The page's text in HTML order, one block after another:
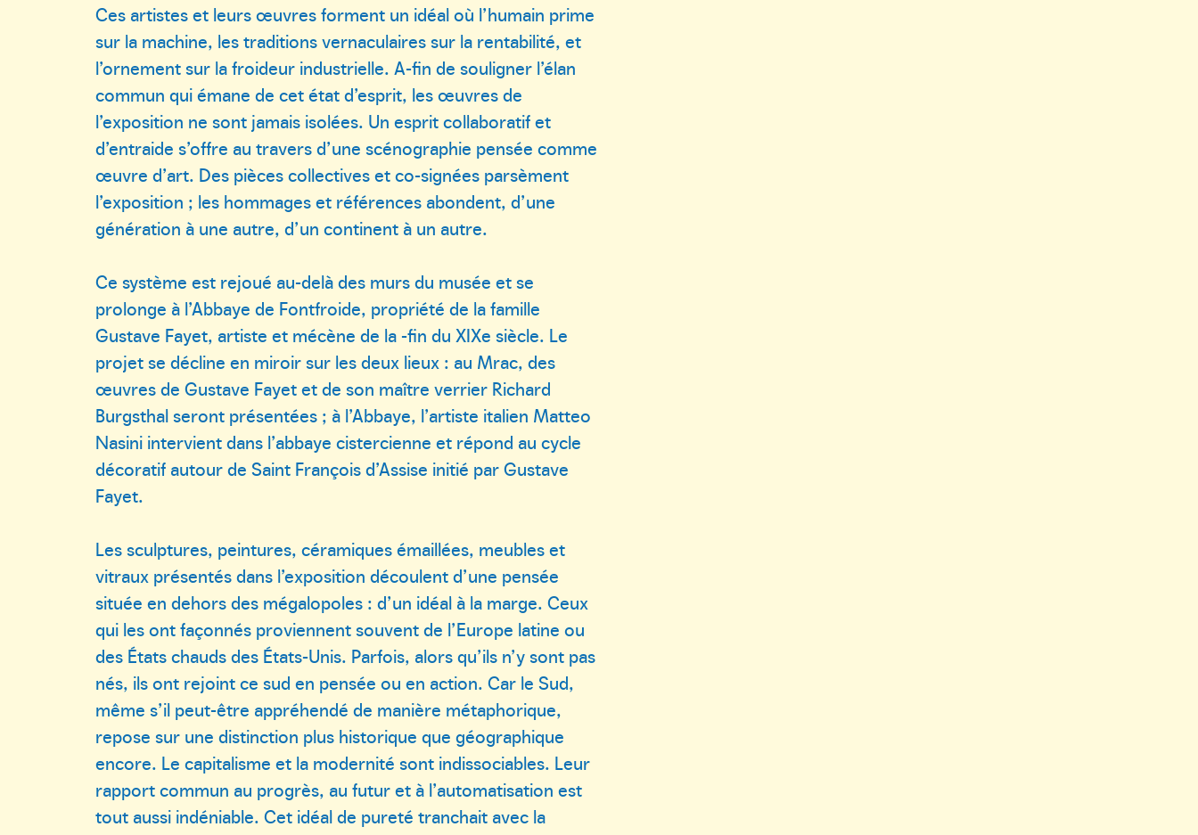
Ces artistes et leurs œuvres forment un idéal où l’humain prime
sur la machine, les traditions vernaculaires sur la rentabilité, et
l’ornement sur la froideur industrielle. A-fin de souligner l’élan
commun qui émane de cet état d’esprit, les œuvres de
l’exposition ne sont jamais isolées. Un esprit collaboratif et
d’entraide s’offre au travers d’une scénographie pensée comme
œuvre d’art. Des pièces collectives et co-signées parsèment
l’exposition ; les hommages et références abondent, d’une
génération à une autre, d’un continent à un autre.
Ce système est rejoué au-delà des murs du musée et se
prolonge à l’Abbaye de Fontfroide, propriété de la famille
Gustave Fayet, artiste et mécène de la -fin du XIXe siècle. Le
projet se décline en miroir sur les deux lieux : au Mrac, des
œuvres de Gustave Fayet et de son maître verrier Richard
Burgsthal seront présentées ; à l’Abbaye, l’artiste italien Matteo
Nasini intervient dans l’abbaye cistercienne et répond au cycle
décoratif autour de Saint François d’Assise initié par Gustave
Fayet.
Les sculptures, peintures, céramiques émaillées, meubles et
vitraux présentés dans l’exposition découlent d’une pensée
située en dehors des mégalopoles : d’un idéal à la marge. Ceux
qui les ont façonnés proviennent souvent de l’Europe latine ou
des États chauds des États-Unis. Parfois, alors qu’ils n’y sont pas
nés, ils ont rejoint ce sud en pensée ou en action. Car le Sud,
même s’il peut-être appréhendé de manière métaphorique,
repose sur une distinction plus historique que géographique
encore. Le capitalisme et la modernité sont indissociables. Leur
rapport commun au progrès, au futur et à l’automatisation est
tout aussi indéniable. Cet idéal de pureté tranchait avec la